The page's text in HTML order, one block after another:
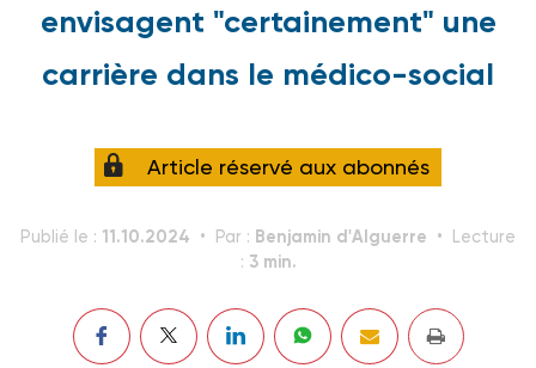
envisagent "certainement" une
carrière dans le médico-social
Article réservé aux abonnés
Publié le : 11.10.2024 Par : Benjamin d'Alguerre
Lecture
: 3 min.